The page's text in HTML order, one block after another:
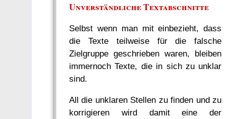
Unverständliche Textabschnitte
Selbst wenn man mit einbezieht, dass
die Texte teilweise für die falsche
Zielgruppe geschrieben waren, bleiben
immernoch Texte, die in sich zu unklar
sind.
All die unklaren Stellen zu finden und zu
korrigieren wird damit eine der